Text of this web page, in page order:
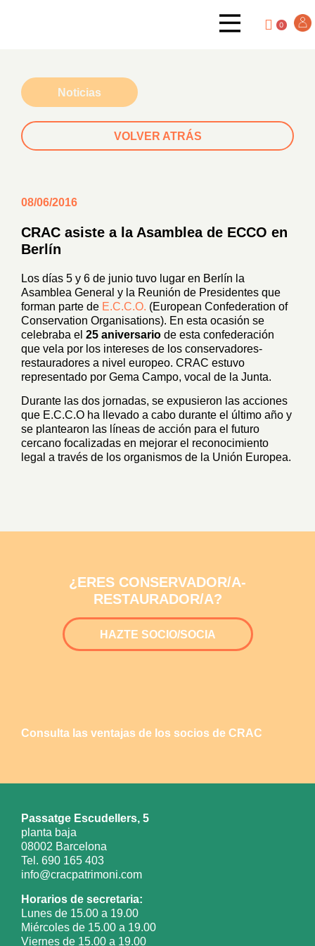
0
Noticias
VOLVER ATRÁS
08/06/2016
CRAC asiste a la Asamblea de ECCO en
Berlín
Los días 5 y 6 de junio tuvo lugar en Berlín la
Asamblea General y la Reunión de Presidentes que
forman parte de E.C.C.O. (European Confederation of
Conservation Organisations). En esta ocasión se
celebraba el 25 aniversario de esta confederación
que vela por los intereses de los conservadores-
restauradores a nivel europeo. CRAC estuvo
representado por Gema Campo, vocal de la Junta.
Durante las dos jornadas, se expusieron las acciones
que E.C.C.O ha llevado a cabo durante el último año y
se plantearon las líneas de acción para el futuro
cercano focalizadas en mejorar el reconocimiento
legal a través de los organismos de la Unión Europea.
¿ERES CONSERVADOR/A-
RESTAURADOR/A?
HAZTE SOCIO/SOCIA
Consulta las ventajas de los socios de CRAC
Passatge Escudellers, 5
planta baja
08002 Barcelona
Tel. 690 165 403
info@cracpatrimoni.com
Horarios de secretaria:
Lunes de 15.00 a 19.00
Miércoles de 15.00 a 19.00
Viernes de 15.00 a 19.00